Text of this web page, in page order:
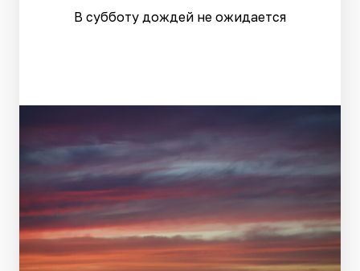
В субботу дождей не ожидается